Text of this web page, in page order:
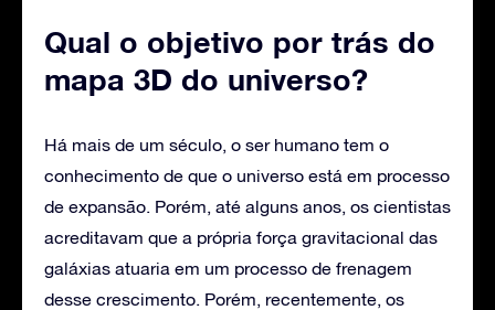
Qual o objetivo por trás do
mapa 3D do universo?
Há mais de um século, o ser humano tem o
conhecimento de que o universo está em processo
de expansão. Porém, até alguns anos, os cientistas
acreditavam que a própria força gravitacional das
galáxias atuaria em um processo de frenagem
desse crescimento. Porém, recentemente, os